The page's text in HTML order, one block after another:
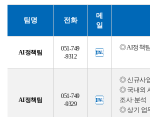
공고/알림 공지사항
팀명 전화
메
일
AI정책팀
051-749
-9312
◎ AI정책
AI정책팀
051-749
-9329
◎ 신규사
◎ 국내외
조사·분석
◎ 상기 업